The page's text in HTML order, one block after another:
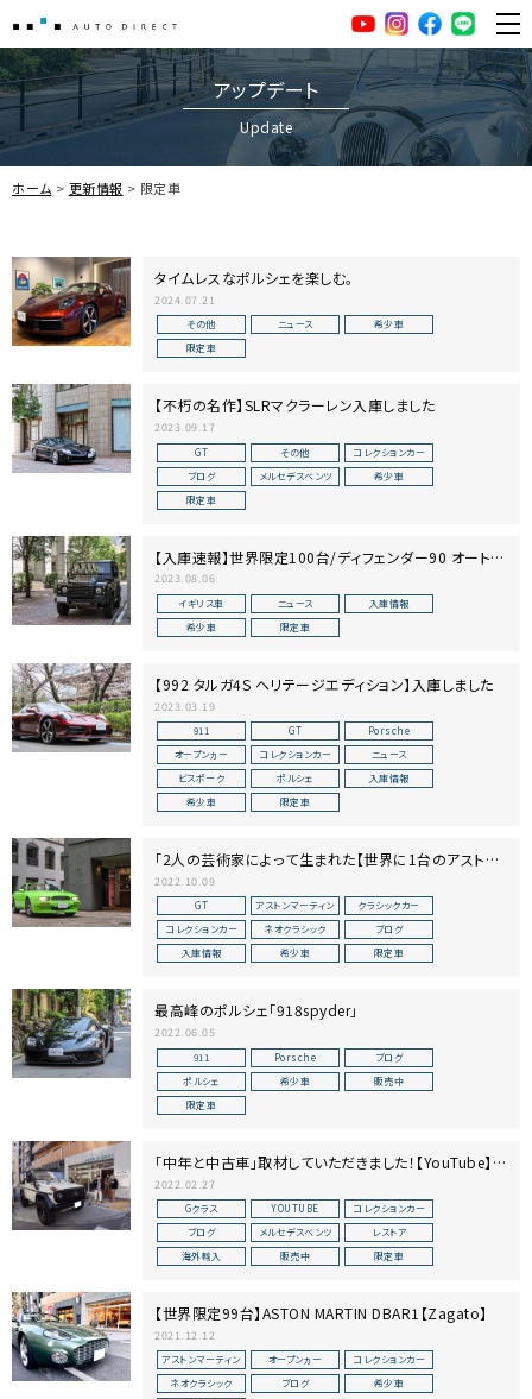
AUTO DIRECT YouTubeInstagramfacebook
LINE
アップデート
Update
ホーム 更新情報 限定車
タイムレスなポルシェを楽しむ。
2024.07.21
その他 ニュース
希少車
限定車
【不朽の名作】SLRマクラーレン入庫しました
2023.09.17
GT その他
コレクションカー
ブログ
メルセデスベンツ
希少車
限定車
【入庫速報】世界限定100台/ディフェンダー90 オートバ
イオグラフィー
2023.08.06
イギリス車 ニュース
入庫情報
希少車
限定車
【992 タルガ4S ヘリテージエディション】入庫しました
2023.03.19
911 GT
Porsche
オープンヵー
コレクションカー
ニュース
ビスポーク
ポルシェ
入庫情報
希少車
限定車
「2人の芸術家によって生まれた【世界に1台のアストン
マーティン】入庫しました」
2022.10.09
GT アストンマーティン
クラシックカー
コレクションカー
ネオクラシック
ブログ
入庫情報
希少車 限定車
最高峰のポルシェ「918spyder」
2022.06.05
911 Porsche
ブログ
ポルシェ
希少車
販売中
限定車
「中年と中古車」取材していただきました！【YouTube】～
FORZA STYLE～
2022.02.27
Gクラス YOUTUBE
コレクションカー
ブログ
メルセデスベンツ
レストア
海外輸入
販売中 限定車
【世界限定99台】ASTON MARTIN DBAR1【Zagato】
2021.12.12
アストンマーティン オープンヵー
コレクションカー
ネオクラシック
ブログ
希少車